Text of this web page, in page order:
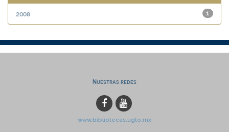
1
2008
Nuestras redes
www.bibliotecas.ugto.mx